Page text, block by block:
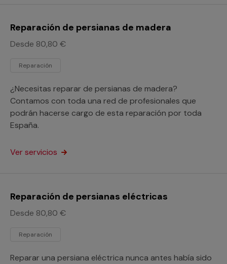
Reparación de persianas de madera
Desde 80,80 €
Reparación
¿Necesitas reparar de persianas de madera?
Contamos con toda una red de profesionales que
podrán hacerse cargo de esta reparación por toda
España.
Ver servicios
Reparación de persianas eléctricas
Desde 80,80 €
Reparación
Reparar una persiana eléctrica nunca antes había sido